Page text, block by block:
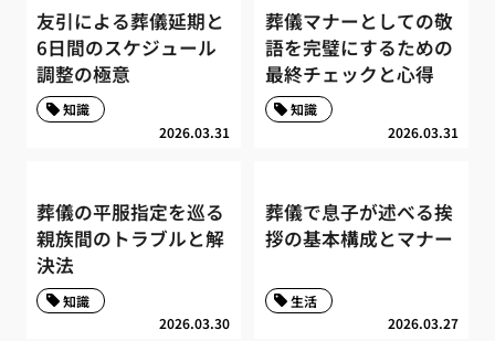
友引による葬儀延期と
6日間のスケジュール
調整の極意
2026.03.31
知識
葬儀マナーとしての敬
語を完璧にするための
最終チェックと心得
2026.03.31
知識
葬儀の平服指定を巡る
親族間のトラブルと解
決法
2026.03.30
知識
葬儀で息子が述べる挨
拶の基本構成とマナー
2026.03.27
生活